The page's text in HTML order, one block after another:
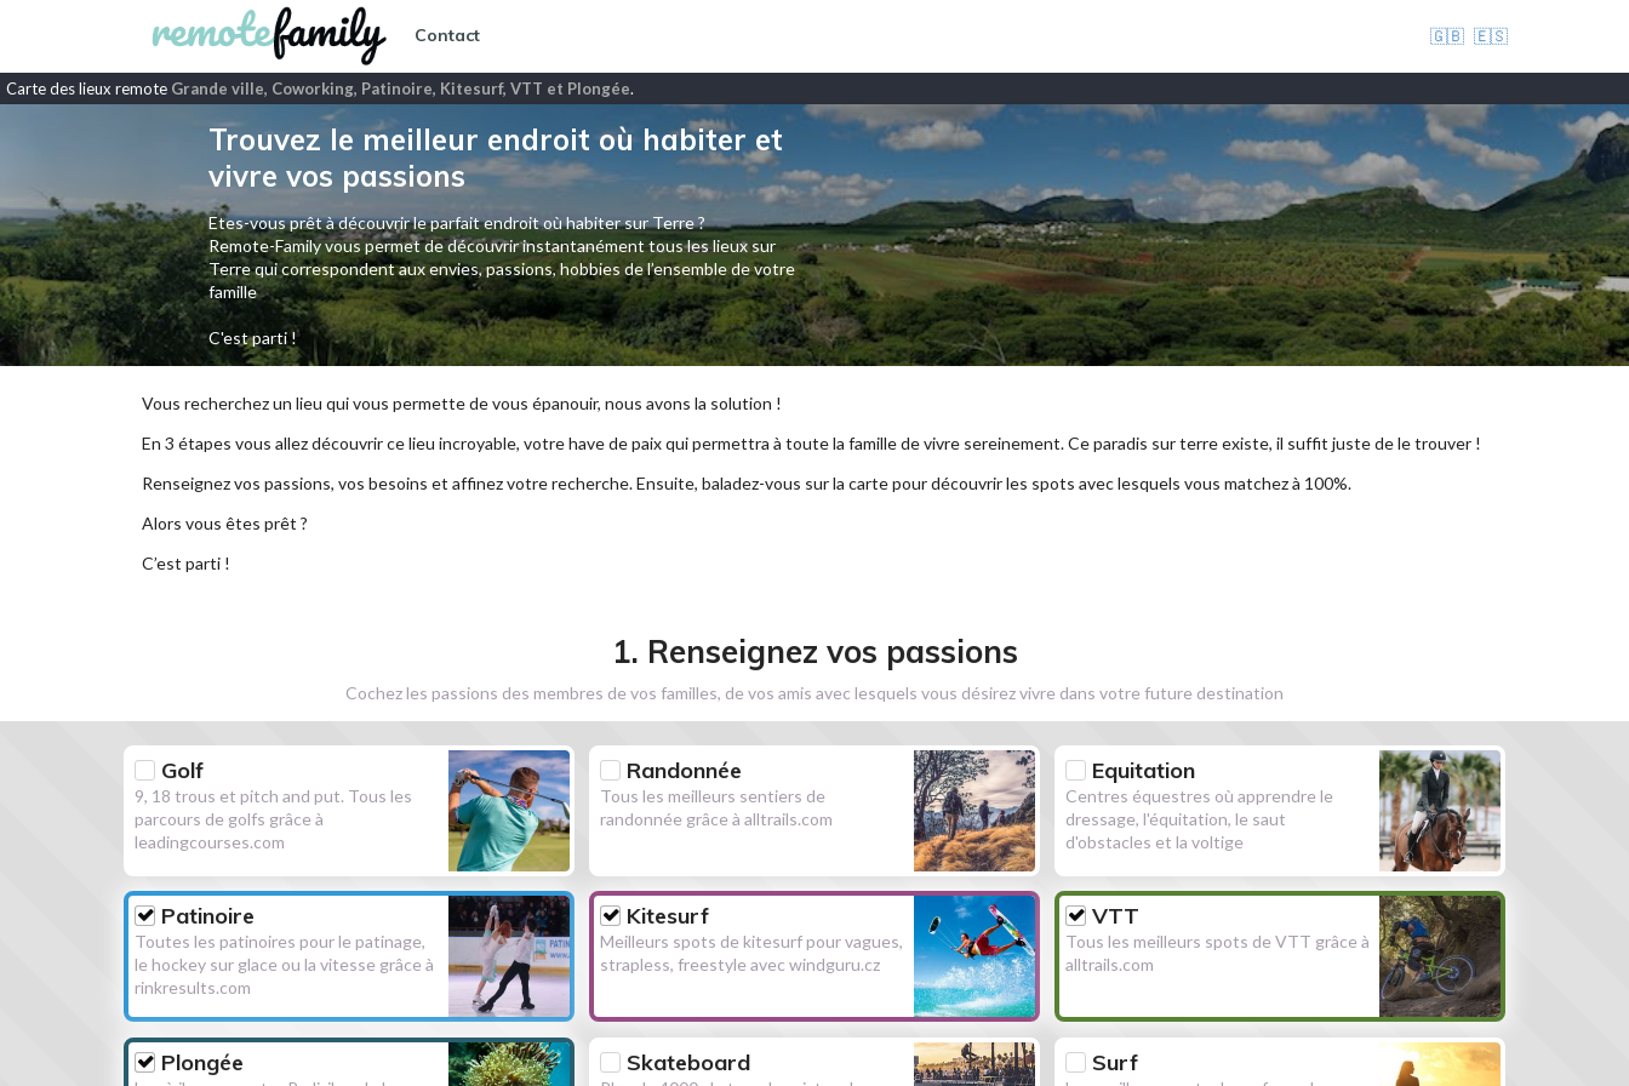
Contact 🇬🇧 🇪🇸
Carte des lieux remote Grande ville, Coworking, Patinoire, Kitesurf, VTT et Plongée.
Trouvez le meilleur endroit où habiter et
vivre vos passions
Etes-vous prêt à découvrir le parfait endroit où habiter sur Terre ?
Remote-Family vous permet de découvrir instantanément tous les lieux sur
Terre qui correspondent aux envies, passions, hobbies de l’ensemble de votre
famille
C'est parti !
Vous recherchez un lieu qui vous permette de vous épanouir, nous avons la solution !
En 3 étapes vous allez découvrir ce lieu incroyable, votre have de paix qui permettra à toute la famille de vivre sereinement. Ce paradis sur terre existe, il suffit juste de le trouver !
Renseignez vos passions, vos besoins et affinez votre recherche. Ensuite, baladez-vous sur la carte pour découvrir les spots avec lesquels vous matchez à 100%.
Alors vous êtes prêt ?
C’est parti !
1. Renseignez vos passions
Cochez les passions des membres de vos familles, de vos amis avec lesquels vous désirez vivre dans votre future destination
Golf
9, 18 trous et pitch and put. Tous les
parcours de golfs grâce à
leadingcourses.com
Randonnée
Tous les meilleurs sentiers de
randonnée grâce à alltrails.com
Equitation
Centres équestres où apprendre le
dressage, l'équitation, le saut
d'obstacles et la voltige
Patinoire
Toutes les patinoires pour le patinage,
le hockey sur glace ou la vitesse grâce à
rinkresults.com
Kitesurf
Meilleurs spots de kitesurf pour vagues,
strapless, freestyle avec windguru.cz
VTT
Tous les meilleurs spots de VTT grâce à
alltrails.com
Plongée Skateboard Surf